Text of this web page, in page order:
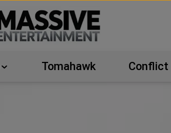
Tomahawk Conflict